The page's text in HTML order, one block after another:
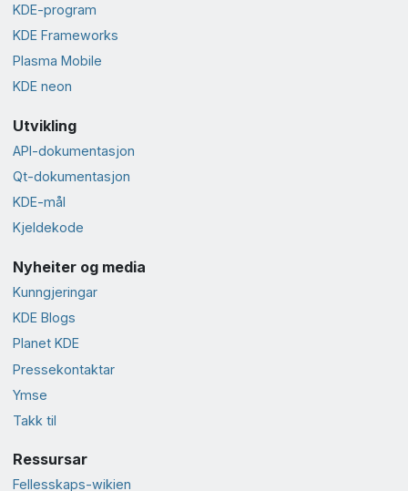
KDE-program
KDE Frameworks
Plasma Mobile
KDE neon
Utvikling
API-dokumentasjon
Qt-dokumentasjon
KDE-mål
Kjeldekode
Nyheiter og media
Kunngjeringar
KDE Blogs
Planet KDE
Presse­kontaktar
Ymse
Takk til
Ressursar
Fellesskaps-wikien